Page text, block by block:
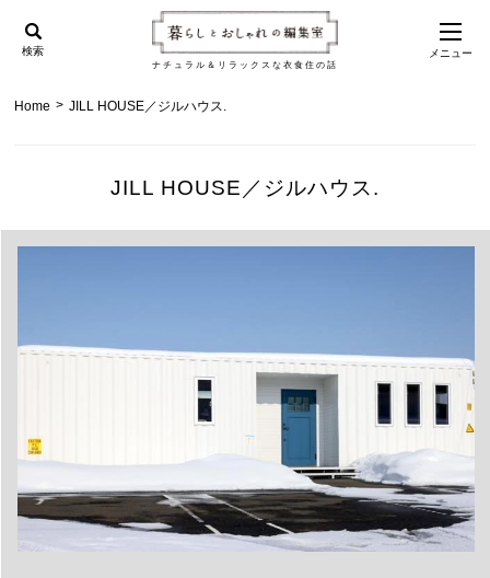
ナチュラル＆リラックスな衣食住の話
検索 メニュー
Home > JILL HOUSE／ジルハウス.
JILL HOUSE／ジルハウス.